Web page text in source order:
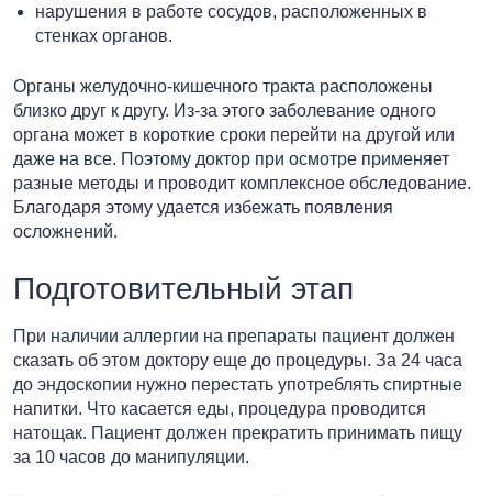
нарушения в работе сосудов, расположенных в
стенках органов.
Органы желудочно-кишечного тракта расположены
близко друг к другу. Из-за этого заболевание одного
органа может в короткие сроки перейти на другой или
даже на все. Поэтому доктор при осмотре применяет
разные методы и проводит комплексное обследование.
Благодаря этому удается избежать появления
осложнений.
Подготовительный этап
При наличии аллергии на препараты пациент должен
сказать об этом доктору еще до процедуры. За 24 часа
до эндоскопии нужно перестать употреблять спиртные
напитки. Что касается еды, процедура проводится
натощак. Пациент должен прекратить принимать пищу
за 10 часов до манипуляции.